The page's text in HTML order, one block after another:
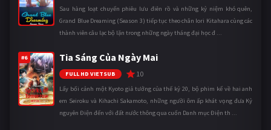
Sau hàng loạt chuyến phiêu lưu điên rồ và những kỷ niệm khó quên,
Grand Blue Dreaming (Season 3) tiếp tục theo chân Iori Kitahara cùng các
thành viên câu lạc bộ lặn trong những ngày tháng đại học đ ...
#6 Tia Sáng Của Ngày Mai
FULL HD VIETSUB 10
Lấy bối cảnh một Kyoto giả tưởng của thế kỷ 20, bộ phim kể về hai anh
em Seiroku và Kihachi Sakamoto, những người ôm ấp khát vọng đưa Kỷ
nguyên Điện đến với đất nước thông qua cuốn Danh mục Điện th ...